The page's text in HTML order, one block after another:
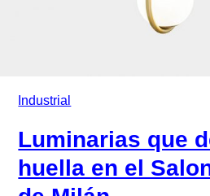
Industrial
Luminarias que
huella en el